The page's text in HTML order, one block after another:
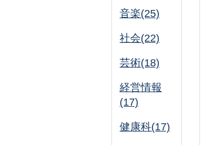
音楽(25)
社会(22)
芸術(18)
経営情報
(17)
健康科(17)